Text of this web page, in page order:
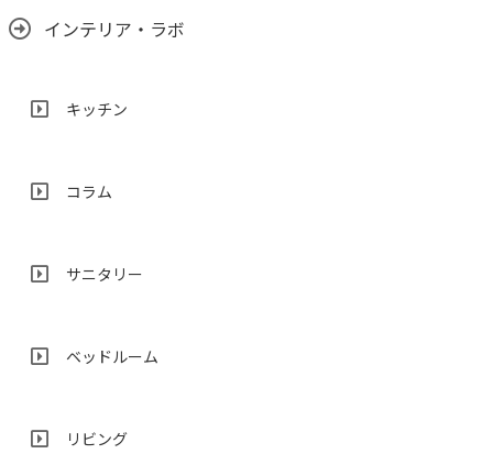
インテリア・ラボ
キッチン
コラム
サニタリー
ベッドルーム
リビング